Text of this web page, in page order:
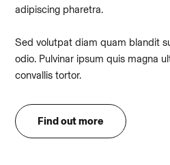
adipiscing pharetra.
Sed volutpat diam quam blandit
odio. Pulvinar ipsum quis magna
convallis tortor.
Find out more